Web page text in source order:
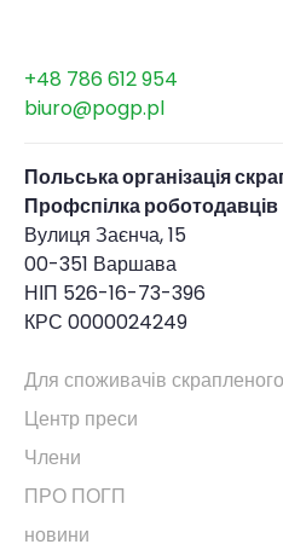
+48 786 612 954
biuro@pogp.pl
Польська організація
Профспілка роботодавців
Вулиця Заєнча, 15
00-351 Варшава
НІП 526-16-73-396
КРС 0000024249
Для споживачів
Центр преси
Члени
ПРО ПОГП
новини